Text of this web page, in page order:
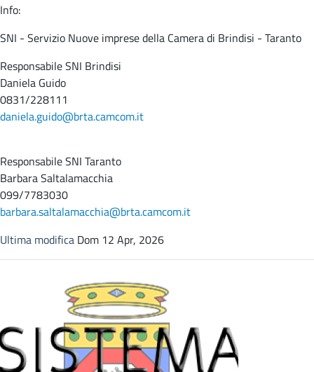
Info:
SNI - Servizio Nuove imprese della Camera di Brindisi - Taranto
Responsabile SNI Brindisi
Daniela Guido
0831/228111
daniela.guido@brta.camcom.it
Responsabile SNI Taranto
Barbara Saltalamacchia
099/7783030
barbara.saltalamacchia@brta.camcom.it
Ultima modifica Dom 12 Apr, 2026